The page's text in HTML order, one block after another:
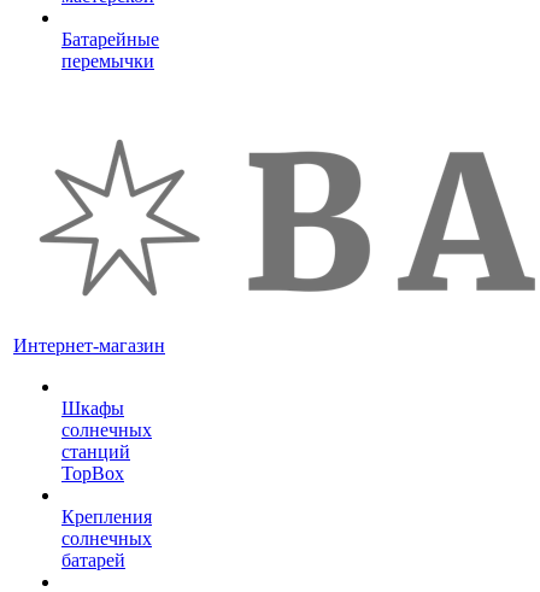
Батарейные
перемычки
Интернет-магазин
Шкафы
солнечных
станций
TopBox
Крепления
солнечных
батарей